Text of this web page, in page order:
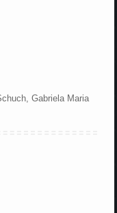
Gabriela Maria